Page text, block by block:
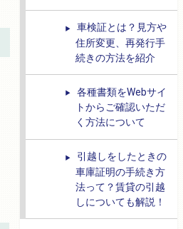
車検証とは？見方や
住所変更、再発行手
続きの方法を紹介
各種書類をWebサイ
トからご確認いただ
く方法について
引越しをしたときの
車庫証明の手続き方
法って？賃貸の引越
しについても解説！